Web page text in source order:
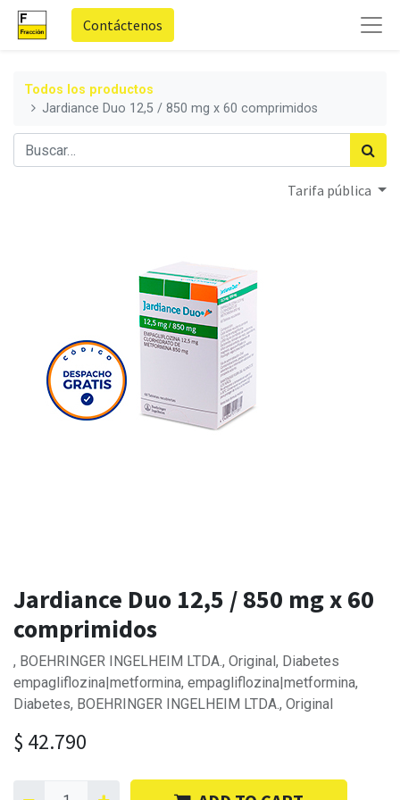
Contáctenos
Todos los productos
Jardiance Duo 12,5 / 850 mg x 60 comprimidos
Tarifa pública
Jardiance Duo 12,5 / 850 mg x 60
comprimidos
, BOEHRINGER INGELHEIM LTDA., Original, Diabetes
empagliflozina|metformina, empagliflozina|metformina,
Diabetes, BOEHRINGER INGELHEIM LTDA., Original
$ 42.790